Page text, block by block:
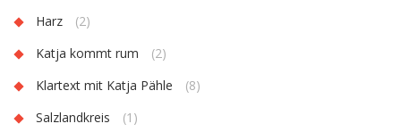
Harz
(2)
Katja kommt rum
(2)
Klartext mit Katja Pähle
(8)
Salzlandkreis
(1)